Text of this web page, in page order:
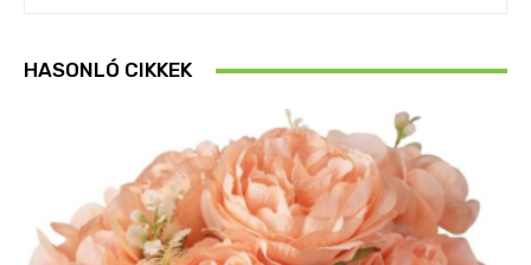
HASONLÓ CIKKEK